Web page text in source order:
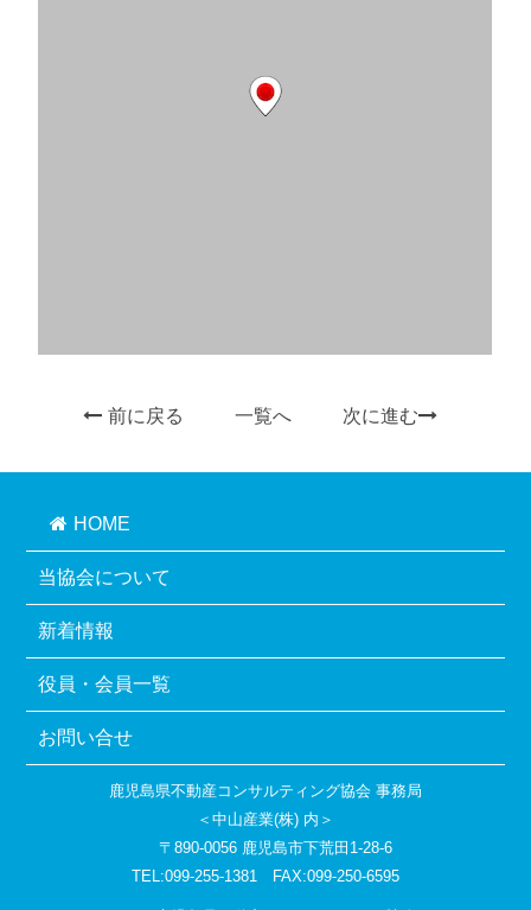
前に戻る 一覧へ 次に進む
HOME
当協会について
新着情報
役員・会員一覧
お問い合せ
鹿児島県不動産コンサルティング協会 事務局
＜中山産業(株) 内＞
〒890-0056 鹿児島市下荒田1-28-6
TEL:099-255-1381 FAX:099-250-6595